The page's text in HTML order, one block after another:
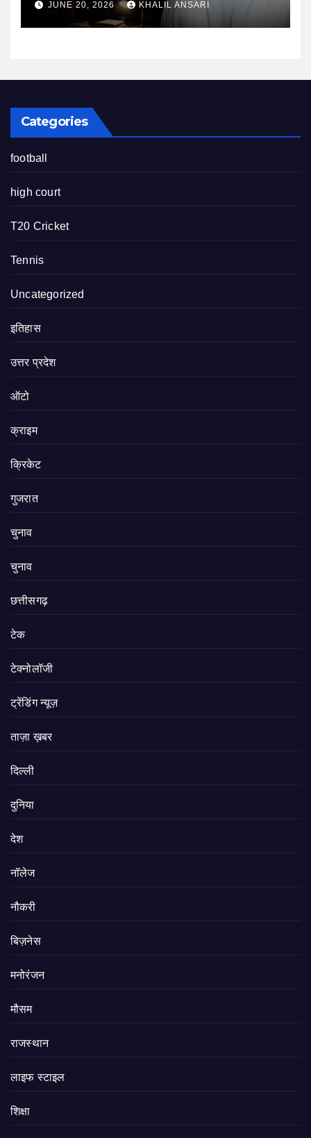
JUNE 20, 2026 KHALIL ANSARI
Categories
football
high court
T20 Cricket
Tennis
Uncategorized
इतिहास
उत्तर प्रदेश
ऑटो
क्राइम
क्रिकेट
गुजरात
चुनाव
चुनाव
छत्तीसगढ़
टेक
टेक्नोलॉजी
ट्रेंडिंग न्यूज़
ताज़ा ख़बर
दिल्ली
दुनिया
देश
नॉलेज
नौकरी
बिज़नेस
मनोरंजन
मौसम
राजस्थान
लाइफ स्टाइल
शिक्षा